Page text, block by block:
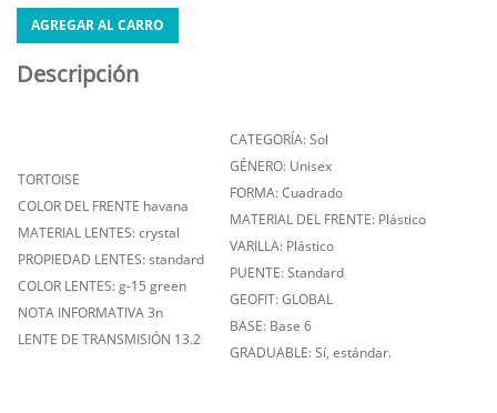
AGREGAR AL CARRO
Descripción
TORTOISE
COLOR DEL FRENTE havana
MATERIAL LENTES: crystal
PROPIEDAD LENTES: standard
COLOR LENTES: g-15 green
NOTA INFORMATIVA 3n
LENTE DE TRANSMISIÓN 13.2
CATEGORÍA: Sol
GÉNERO: Unisex
FORMA: Cuadrado
MATERIAL DEL FRENTE: Plástico
VARILLA: Plástico
PUENTE: Standard
GEOFIT: GLOBAL
BASE: Base 6
GRADUABLE: Sí, estándar.